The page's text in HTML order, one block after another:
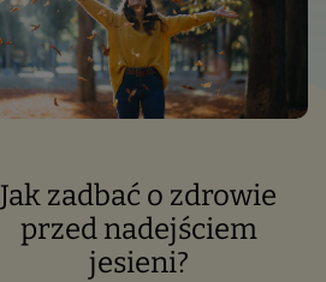
Jak zadbać o zdrowie
przed nadejściem
jesieni?